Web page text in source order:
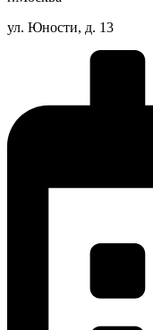
ул. Юности, д. 13